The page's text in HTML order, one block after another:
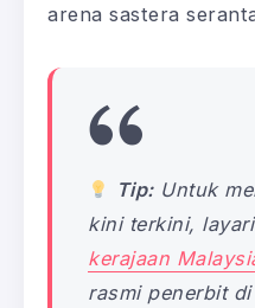
arena sastera
Tip:Untuk
kini terkini, layari
kerajaan
rasmi penerbit